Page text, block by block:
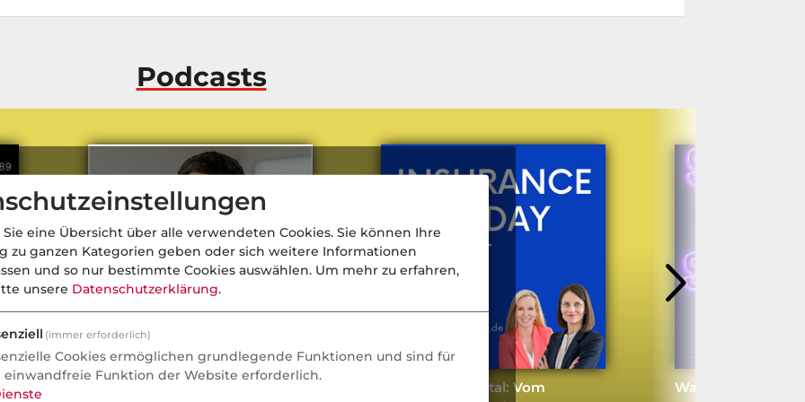
Podcasts
ÖRAG goes digital: Vom
Warum die
eine Übersicht über alle verwendeten Cookies. Sie können Ihre
zu ganzen Kategorien geben oder sich weitere Informationen
und so nur bestimmte Cookies auswählen. Um mehr zu erfahren,
unsere Datenschutzerklärung.
(immer erforderlich)
Cookies ermöglichen grundlegende Funktionen und sind für
einwandfreie Funktion der Website erforderlich.